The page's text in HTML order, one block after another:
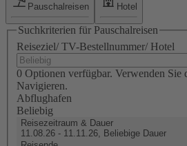
Pauschalreisen Hotel
Suchkriterien für Pauschalreisen
Reiseziel/ TV-Bestellnummer/ Hotel
0 Optionen verfügbar. Verwenden Sie
Navigieren.
Abflughafen
Beliebig
Reisezeitraum & Dauer
11.08.26 - 11.11.26, Beliebige Dauer